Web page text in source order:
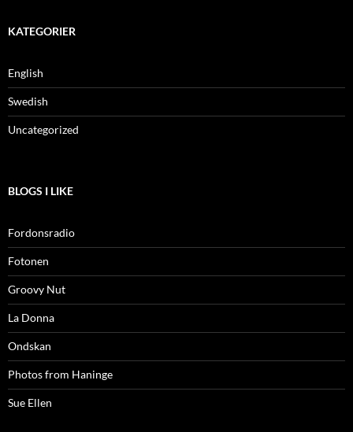
KATEGORIER
English
Swedish
Uncategorized
BLOGS I LIKE
Fordonsradio
Fotonen
Groovy Nut
La Donna
Ondskan
Photos from Haninge
Sue Ellen